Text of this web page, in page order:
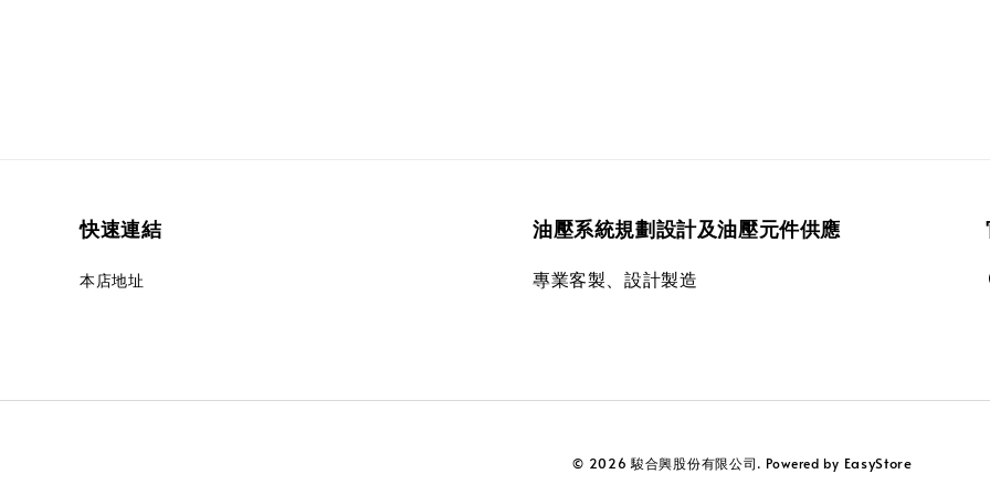
快速連結
本店地址
油壓系統規劃設計及油壓元件供應
專業客製、設計製造
© 2026 駿合興股份有限公司. Powered by EasyStore